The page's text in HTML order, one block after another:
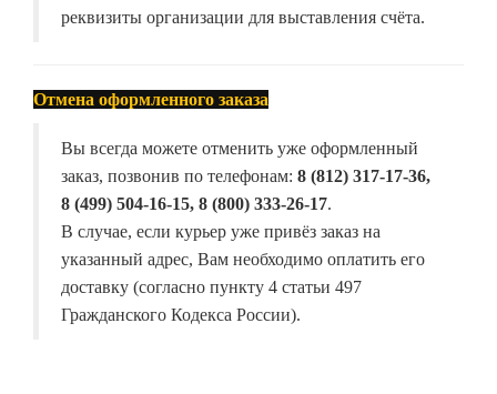
реквизиты организации для выставления счёта.
Отмена оформленного заказа
Вы всегда можете отменить уже оформленный
заказ, позвонив по телефонам: 8 (812) 317-17-36,
8 (499) 504-16-15, 8 (800) 333-26-17.
В случае, если курьер уже привёз заказ на
указанный адрес, Вам необходимо оплатить его
доставку (согласно пункту 4 статьи 497
Гражданского Кодекса России).